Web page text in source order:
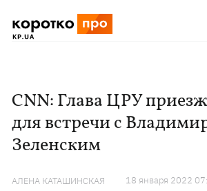
CNN: Глава ЦРУ
для встречи с
Зеленским
АЛЕНА КАТАШИНСКАЯ 18 января 2022